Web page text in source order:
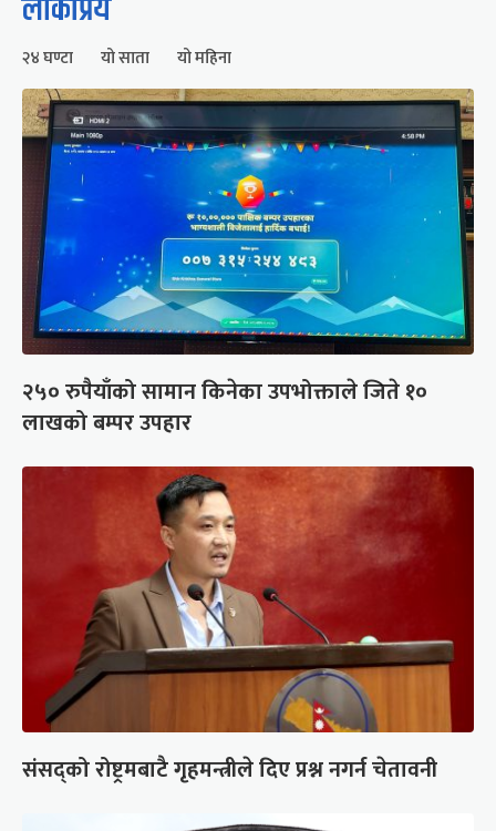
लोकप्रिय
२४ घण्टा यो साता यो महिना
२५० रुपैयाँको सामान किनेका उपभोक्ताले जिते १०
लाखको बम्पर उपहार
संसद्को रोष्ट्रमबाटै गृहमन्त्रीले दिए प्रश्न नगर्न चेतावनी